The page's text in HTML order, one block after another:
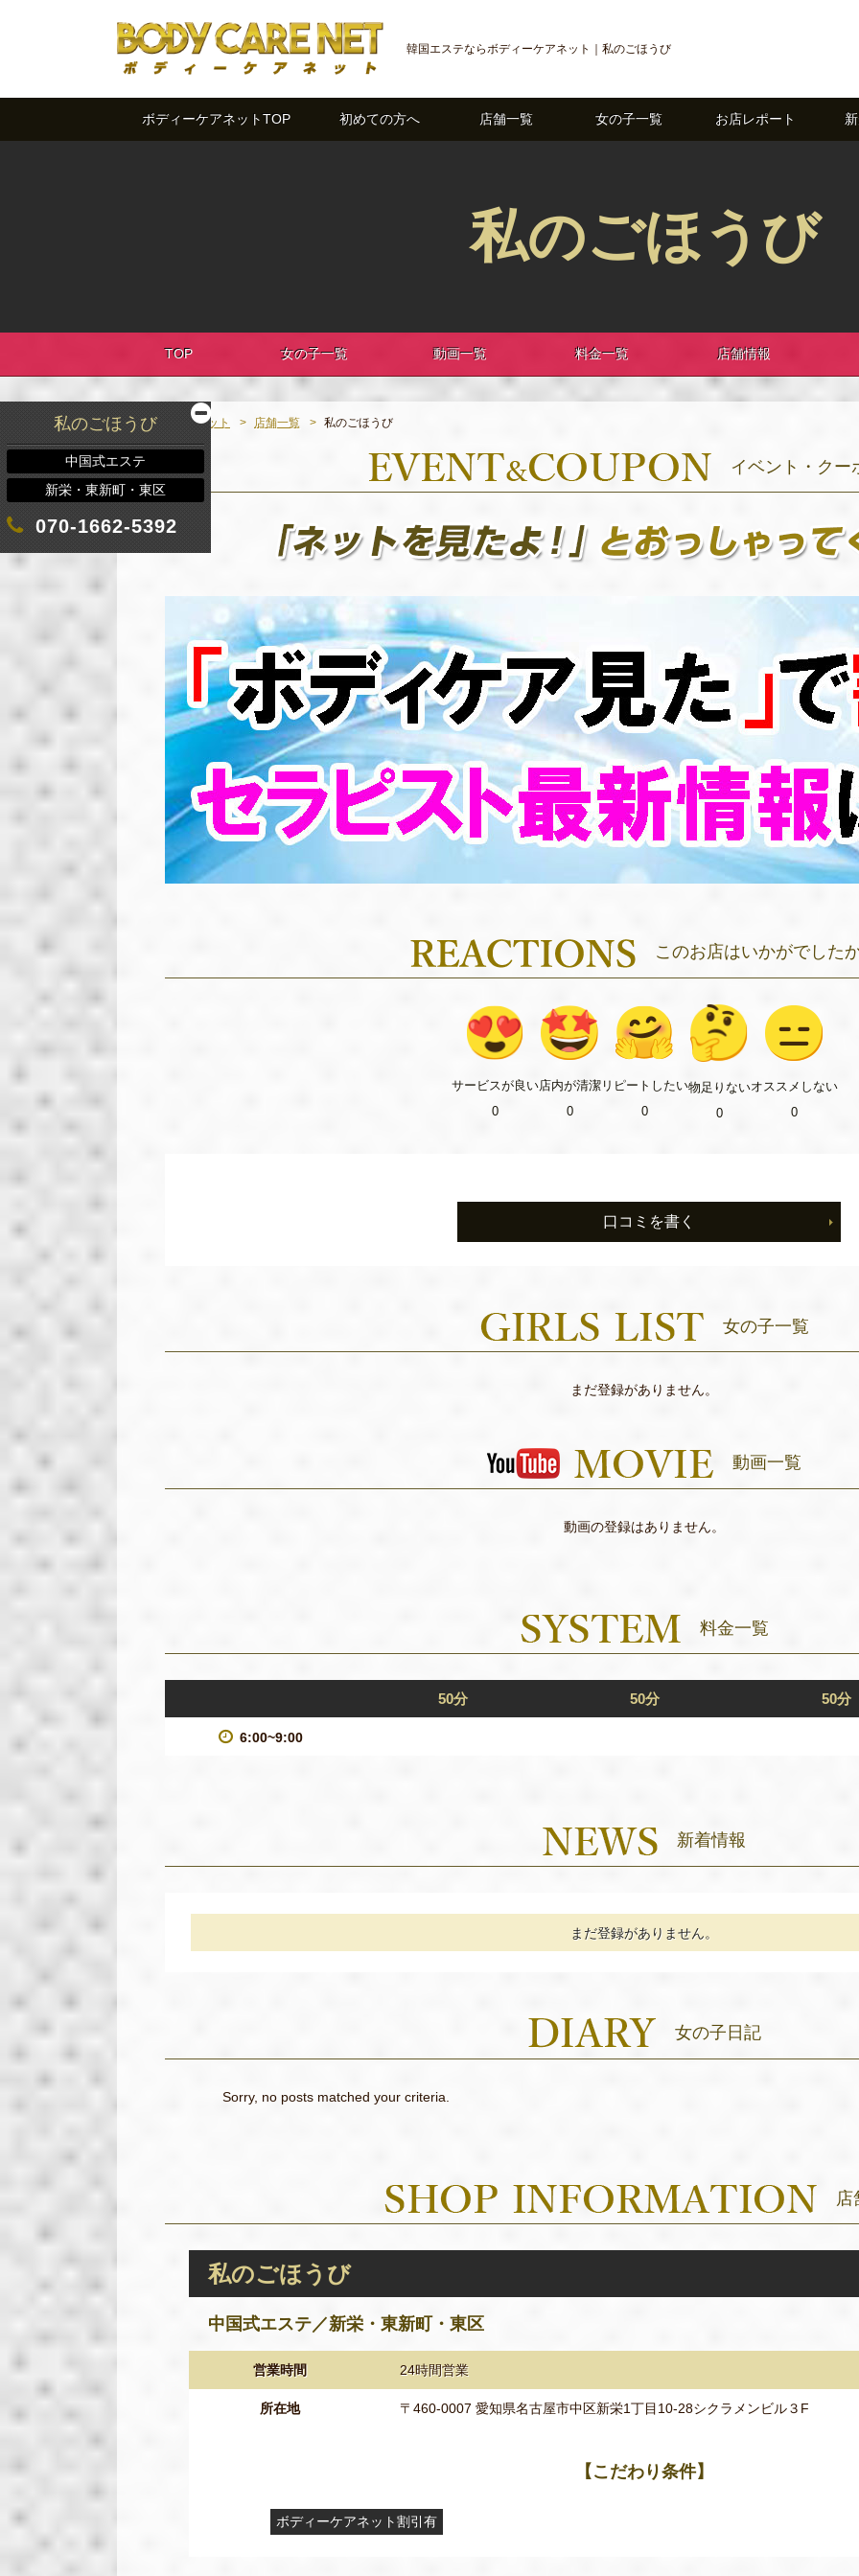
韓国エステならボディーケアネット｜私のごほうび
ボディーケアネットTOP 初めての方へ 店舗一覧 女の子一覧 お店レポート
私のごほうび
TOP 女の子一覧 動画一覧 料金一覧 店舗情報
私のごほうび
中国式エステ
新栄・東新町・東区
070-1662-5392
ボディーケアネット 店舗一覧 私のごほうび
イベント・クー
このお店はいかがでした
サービスが良い
0
店内が清潔
0
リピート したい
0
物足り ない
0
オススメ しない
0
口コミを書く
女の子一覧
まだ登録がありません。
動画一覧
動画の登録はありません。
料金一覧
50分 50分 50分
6:00~9:00
新着情報
まだ登録がありません。
女の子日記
Sorry, no posts matched your criteria.
店
私のごほうび
中国式エステ／新栄・東新町・東区
営業時間 24時間営業
所在地 〒460-0007 愛知県名古屋市中区新栄1丁目10-28シクラメンビル３F
【こだわり条件】
ボディーケアネット割引有